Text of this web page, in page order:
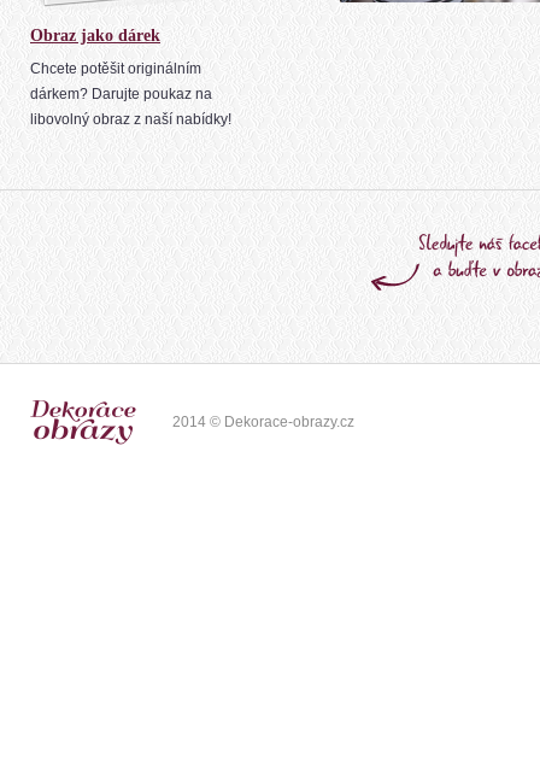
Obraz jako dárek
Chcete potěšit originálním
dárkem? Darujte poukaz na
libovolný obraz z naší nabídky!
2014 © Dekorace-obrazy.cz